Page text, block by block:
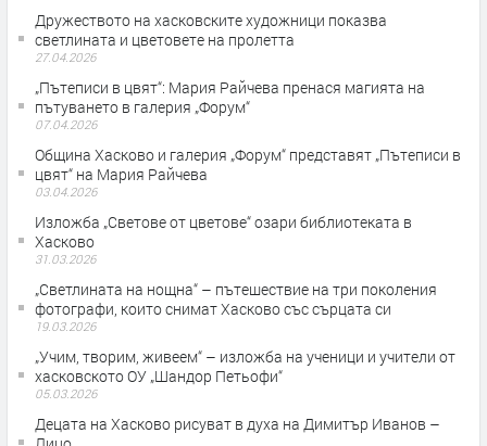
Дружеството на хасковските художници показва
светлината и цветовете на пролетта
27.04.2026
„Пътеписи в цвят“: Мария Райчева пренася магията на
пътуването в галерия „Форум“
07.04.2026
Община Хасково и галерия „Форум“ представят „Пътеписи в
цвят“ на Мария Райчева
03.04.2026
Изложба „Светове от цветове“ озари библиотеката в
Хасково
31.03.2026
„Светлината на нощна“ – пътешествие на три поколения
фотографи, които снимат Хасково със сърцата си
19.03.2026
„Учим, творим, живеем“ – изложба на ученици и учители от
хасковското ОУ „Шандор Петьофи“
05.03.2026
Децата на Хасково рисуват в духа на Димитър Иванов –